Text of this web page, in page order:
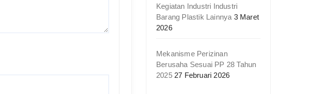
Kegiatan Industri Industri
Barang Plastik Lainnya 3 Maret
2026
Mekanisme Perizinan
Berusaha Sesuai PP 28 Tahun
2025 27 Februari 2026